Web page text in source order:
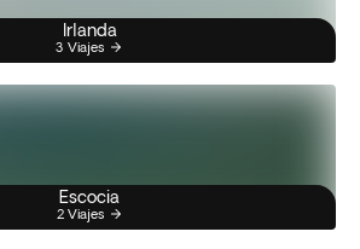
Irlanda
3 Viajes
Escocia
2 Viajes